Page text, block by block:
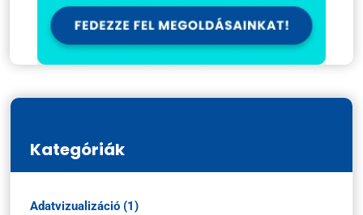
Kategóriák
Adatvizualizáció (1)